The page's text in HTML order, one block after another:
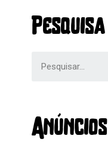
Pesquisa
Anúncios